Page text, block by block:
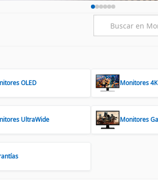
OLED Monitores 4K
UltraWide Monitores